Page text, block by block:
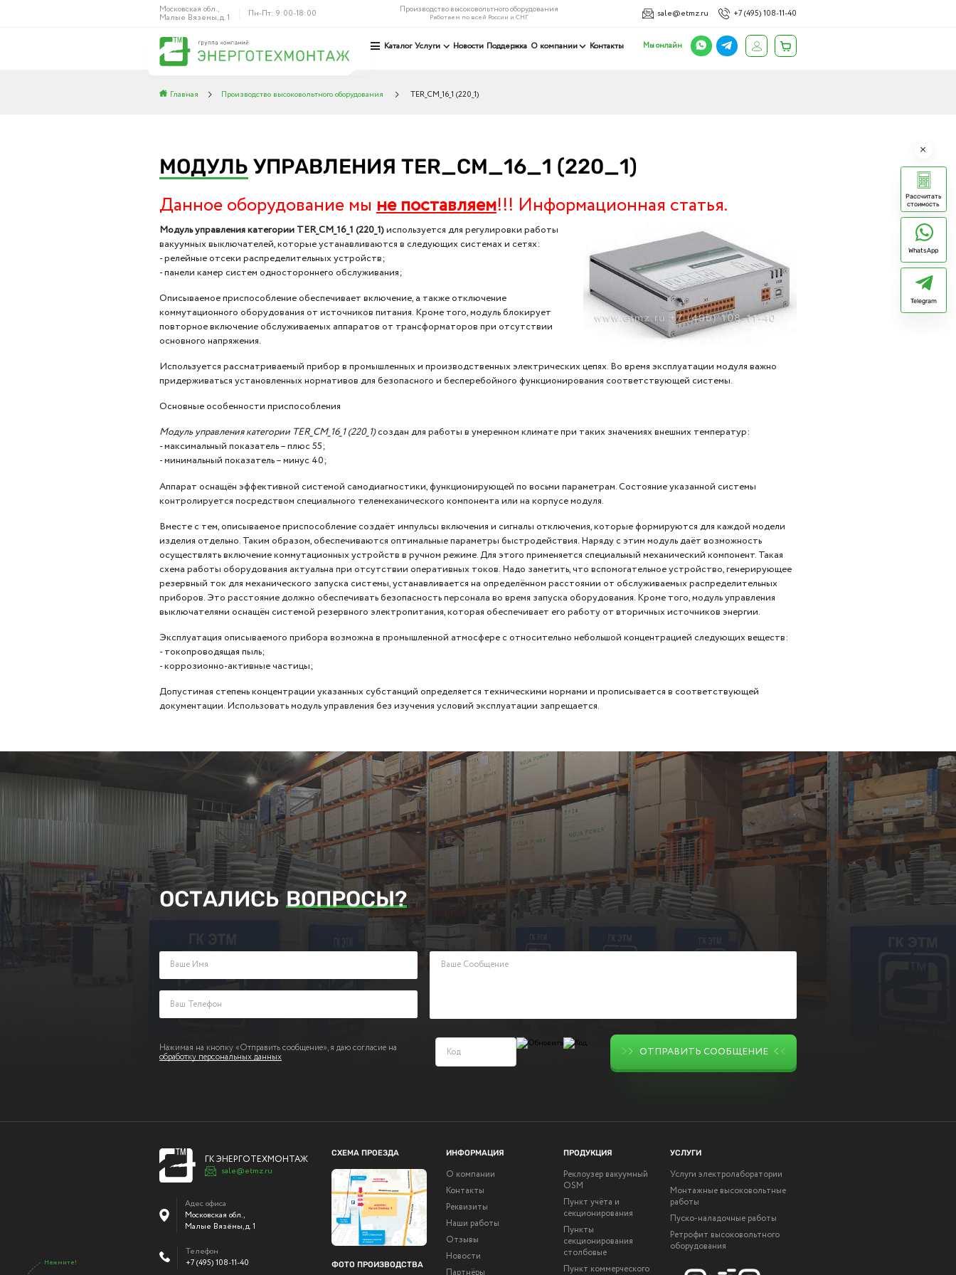
Московская обл.,
Малые Вязёмы, д. 1 Пн-Пт: 9:00-18:00 Производство высоковольтного оборудования
Работаем по всей России и СНГ sale@etmz.ru +7 (495) 108-11-40
Каталог Услуги Новости Поддержка О компании Контакты Мы онлайн
Главная Производство высоковольтного оборудования TER_CM_16_1 (220_1)
МОДУЛЬ УПРАВЛЕНИЯ TER_CM_16_1 (220_1)
Данное оборудование мы не поставляем!!! Информационная статья.
Модуль управления категории TER_CM_16_1 (220_1)используется для регулировки работы
вакуумных выключателей, которые устанавливаются в следующих системах и сетях:
- релейные отсеки распределительных устройств;
- панели камер систем одностороннего обслуживания;
Описываемое приспособление обеспечивает включение, а также отключение
коммутационного оборудования от источников питания. Кроме того, модуль блокирует
повторное включение обслуживаемых аппаратов от трансформаторов при отсутствии
основного напряжения.
Используется рассматриваемый прибор в промышленных и производственных электрических цепях. Во время эксплуатации модуля важно
придерживаться установленных нормативов для безопасного и бесперебойного функционирования соответствующей системы.
Основные особенности приспособления
Модуль управления категории TER_CM_16_1 (220_1)создан для работы в умеренном климате при таких значениях внешних температур:
- максимальный показатель – плюс 55;
- минимальный показатель – минус 40;
Аппарат оснащён эффективной системой самодиагностики, функционирующей по восьми параметрам. Состояние указанной системы
контролируется посредством специального телемеханического компонента или на корпусе модуля.
Вместе с тем, описываемое приспособление создаёт импульсы включения и сигналы отключения, которые формируются для каждой модели
изделия отдельно. Таким образом, обеспечиваются оптимальные параметры быстродействия. Наряду с этим модуль даёт возможность
осуществлять включение коммутационных устройств в ручном режиме. Для этого применяется специальный механический компонент. Такая
схема работы оборудования актуальна при отсутствии оперативных токов. Надо заметить, что вспомогательное устройство, генерирующее
резервный ток для механического запуска системы, устанавливается на определённом расстоянии от обслуживаемых распределительных
приборов. Это расстояние должно обеспечивать безопасность персонала во время запуска оборудования. Кроме того, модуль управления
выключателями оснащён системой резервного электропитания, которая обеспечивает его работу от вторичных источников энергии.
Эксплуатация описываемого прибора возможна в промышленной атмосфере с относительно небольшой концентрацией следующих веществ:
- токопроводящая пыль;
- коррозионно-активные частицы;
Допустимая степень концентрации указанных субстанций определяется техническими нормами и прописывается в соответствующей
документации. Использовать модуль управления без изучения условий эксплуатации запрещается.
ОСТАЛИСЬ ВОПРОСЫ?
Заполните поля ниже и оставьте заявку. Наш менеджер ответит Вам в кратчайшие сроки.
Нажимая на кнопку «Отправить сообщение», я даю согласие на
обработку персональных данных ОТПРАВИТЬ СООБЩЕНИЕ
ГК ЭНЕРГОТЕХМОНТАЖ
sale@etmz.ru
Адес офиса
Московская обл.,
Малые Вязёмы,д. 1
Телефон
+7 (495) 108-11-40
СХЕМА ПРОЕЗДА
ФОТО ПРОИЗВОДСТВА
ИНФОРМАЦИЯ
О компании
Контакты
Реквизиты
Наши работы
Отзывы
Новости
Партнёры
ПРОДУКЦИЯ
Реклоузер вакуумный
OSM
Пункт учёта и
секционирования
Пункты
секционирования
столбовые
Пункт коммерческого
УСЛУГИ
Услуги электролаборатории
Монтажные высоковольтные
работы
Пуско-наладочные работы
Ретрофит высоковольтного
оборудования
Нажмите!
Рассчитать
стоимость
WhatsApp
Telegram